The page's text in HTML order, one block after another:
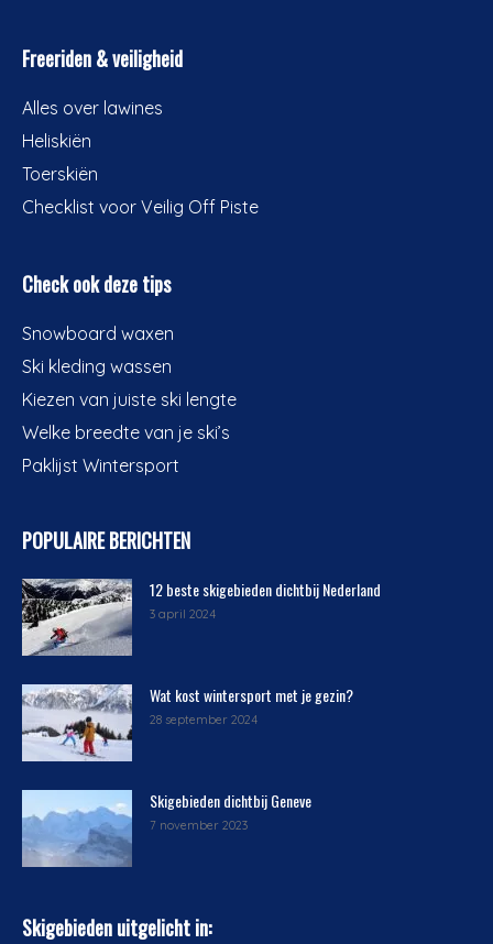
Freeriden & veiligheid
Alles over lawines
Heliskiën
Toerskiën
Checklist voor Veilig Off Piste
Check ook deze tips
Snowboard waxen
Ski kleding wassen
Kiezen van juiste ski lengte
Welke breedte van je ski’s
Paklijst Wintersport
POPULAIRE BERICHTEN
12 beste skigebieden dichtbij Nederland
3 april 2024
Wat kost wintersport met je gezin?
28 september 2024
Skigebieden dichtbij Geneve
7 november 2023
Skigebieden uitgelicht in: